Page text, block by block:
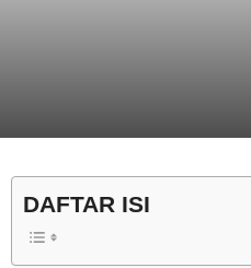
DAFTAR ISI